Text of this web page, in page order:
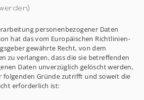
personenbezogener Daten
hat das vom Europäischen Richtlinien-
gewährte Recht, von dem
zu verlangen, dass die sie betreffenden
Daten unverzüglich gelöscht werden,
folgenden Gründe zutrifft und soweit die
erforderlich ist: